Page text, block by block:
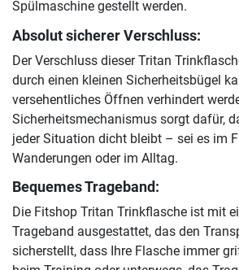
Spülmaschine gestellt werden.
Absolut sicherer Verschluss:
Der Verschluss dieser Tritan
durch einen kleinen Sicherheitsbügel
versehentliches Öffnen verhindert
Sicherheitsmechanismus sorgt dafür,
jeder Situation dicht bleibt – sei es im
Wanderungen oder im Alltag.
Bequemes Trageband:
Die Fitshop Tritan Trinkflasche ist mit
Trageband ausgestattet, das den
sicherstellt, dass Ihre Flasche immer